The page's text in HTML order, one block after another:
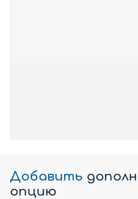
Добавить
опцию